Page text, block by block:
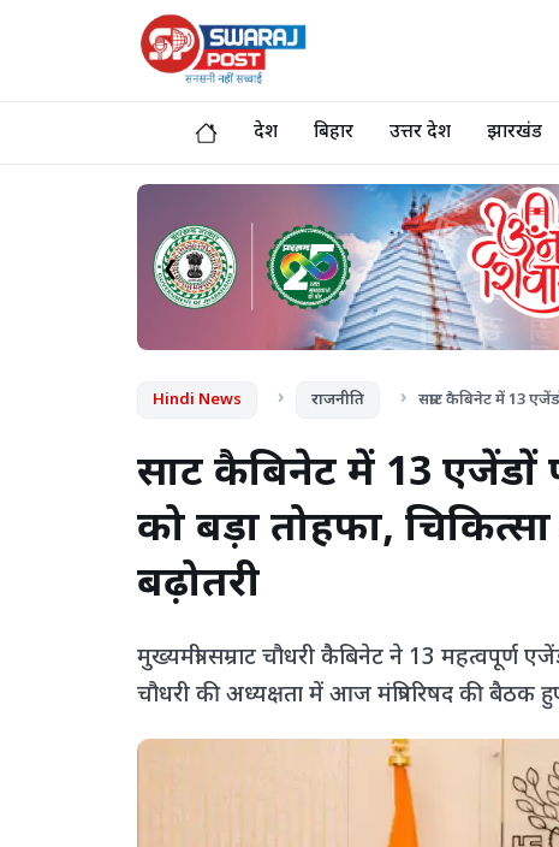
देश बिहार उत्तर प्रदेश झारखंड
❮
Hindi News राजनीति सम्राट कैबिनेट में 13
सम्राट कैबिनेट में 13
को बड़ा तोहफा,
बढ़ोतरी
मुख्यमंत्री सम्राट चौधरी कैबिनेट ने 13 महत्वपूर्ण
चौधरी की अध्यक्षता में आज मंत्रिपरिषद की